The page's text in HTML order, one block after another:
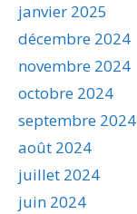
janvier 2025
décembre 2024
novembre 2024
octobre 2024
septembre 2024
août 2024
juillet 2024
juin 2024